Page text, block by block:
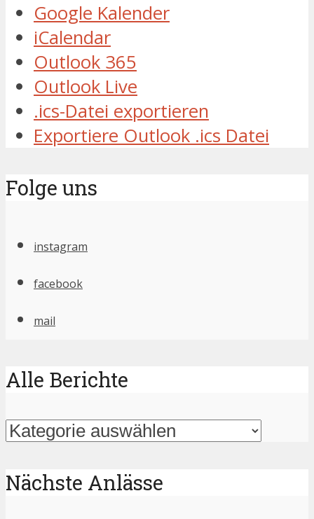
Google Kalender
iCalendar
Outlook 365
Outlook Live
.ics-Datei exportieren
Exportiere Outlook .ics Datei
Folge uns
instagram
facebook
mail
Alle Berichte
Alle
Nächste Anlässe